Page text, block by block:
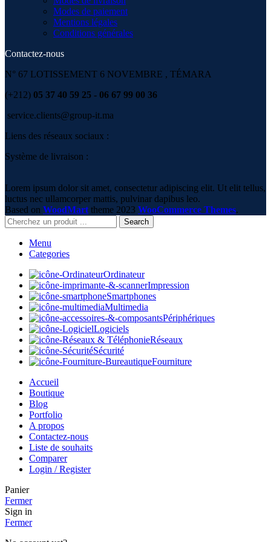
Modes de paiement
Mentions légales
Conditions générales
Contactez-nous
N° 67 LOTISSEMENT 6 NOVEMBRE , TÉMARA
(+212) 05 37 40 59 25 - 06 67 99 00 36
service.clients@group-it.ma
Liens des réseaux sociaux :
Système de livraison :
Lorem ipsum dolor sit amet, consectetur adipiscing elit. Ut elit tellus,
luctus nec ullamcorper mattis, pulvinar dapibus leo.
Based on WoodMart theme 2023 WooCommerce Themes.
Search
Menu
Categories
Ordinateur
Impression
Smartphones
Multimedia
Périphériques
Logiciels
Réseaux
Sécurité
Fourniture
Accueil
Boutique
Blog
Portfolio
A propos
Contactez-nous
Liste de souhaits
Comparer
Login / Register
Panier
Fermer
Sign in
Fermer